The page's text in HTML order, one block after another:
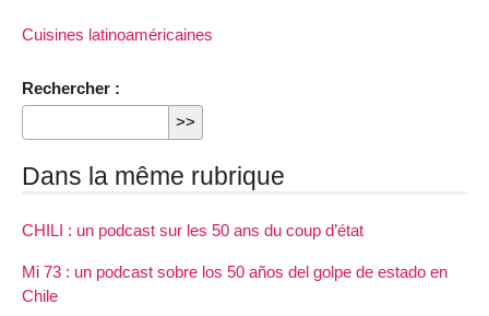
Cuisines latinoaméricaines
Rechercher :
Dans la même rubrique
CHILI : un podcast sur les 50 ans du coup d’état
Mi 73 : un podcast sobre los 50 años del golpe de estado en
Chile